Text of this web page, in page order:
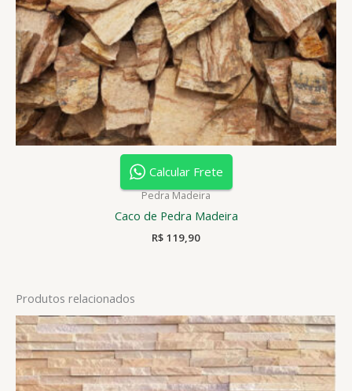
Calcular Frete
Pedra Madeira
Caco de Pedra Madeira
R$ 119,90
Produtos relacionados